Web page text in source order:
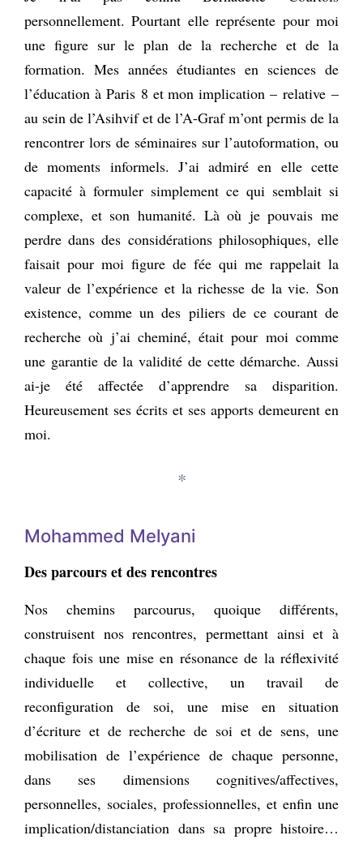
personnellement. Pourtant elle représente pour moi
une figure sur le plan de la recherche et de la
formation. Mes années étudiantes en sciences de
l’éducation à Paris 8 et mon implication – relative –
au sein de l’Asihvif et de l’A-Graf m’ont permis de la
rencontrer lors de séminaires sur l’autoformation, ou
de moments informels. J’ai admiré en elle cette
capacité à formuler simplement ce qui semblait si
complexe, et son humanité. Là où je pouvais me
perdre dans des considérations philosophiques, elle
faisait pour moi figure de fée qui me rappelait la
valeur de l’expérience et la richesse de la vie. Son
existence, comme un des piliers de ce courant de
recherche où j’ai cheminé, était pour moi comme
une garantie de la validité de cette démarche. Aussi
ai-je été affectée d’apprendre sa disparition.
Heureusement ses écrits et ses apports demeurent en
moi.
*
Mohammed Melyani
Des parcours et des rencontres
Nos chemins parcourus, quoique différents,
construisent nos rencontres, permettant ainsi et à
chaque fois une mise en résonance de la réflexivité
individuelle et collective, un travail de
reconfiguration de soi, une mise en situation
d’écriture et de recherche de soi et de sens, une
mobilisation de l’expérience de chaque personne,
dans ses dimensions cognitives/affectives,
personnelles, sociales, professionnelles, et enfin une
implication/distanciation dans sa propre histoire…